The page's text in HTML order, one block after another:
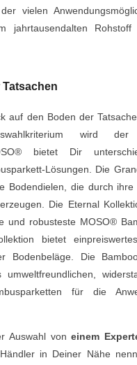
vielen
jahrtausendalten Rohstoff
auf den Boden der
wird der
bietet Dir
Lösungen.
Die
Bodendielen, die durch ihre
Die Eternal
und robusteste MOSO®
bietet ein
Bodenbeläge. Die
für die
Auswahl voneinem
in Deiner Nähe